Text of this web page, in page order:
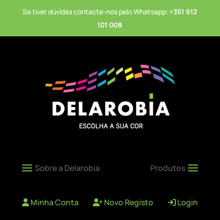
Se tiver dúvidas contacte-nos pelo Whatsapp: +351 912
101 008
Minha Conta Novo Registo Login